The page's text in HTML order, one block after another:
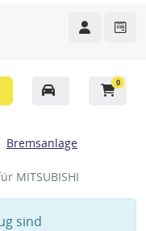
0
Bremsanlage
MITSUBISHI
sind